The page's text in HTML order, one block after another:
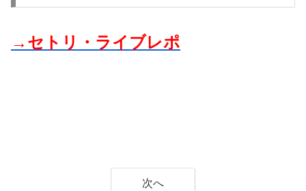
→セトリ・ライブレポ
次へ